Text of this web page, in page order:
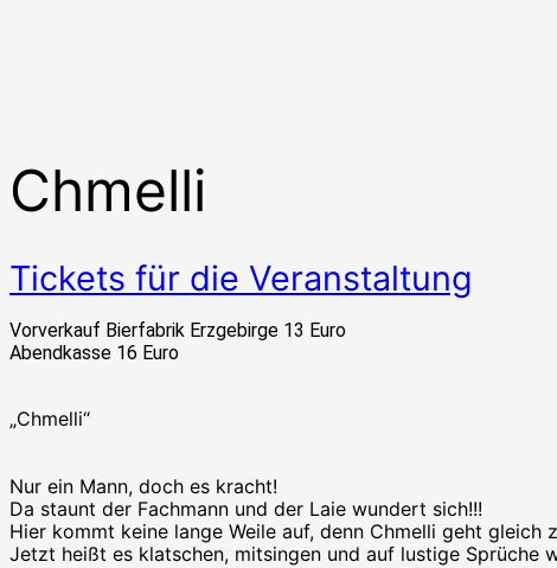
Chmelli
Tickets für die Veranstaltung
Vorverkauf Bierfabrik Erzgebirge 13 Euro
Abendkasse 16 Euro
„Chmelli“
Nur ein Mann, doch es kracht!
Da staunt der Fachmann und der Laie wundert sich!!!
Hier kommt keine lange Weile auf, denn Chmelli geht gleich
Jetzt heißt es klatschen, mitsingen und auf lustige Sprüche